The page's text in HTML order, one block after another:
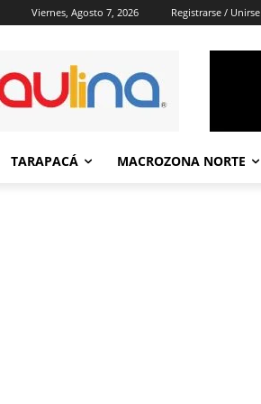
Viernes, Agosto 7, 2026 Registrarse / Unirse
TARAPACÁ MACROZONA NORTE